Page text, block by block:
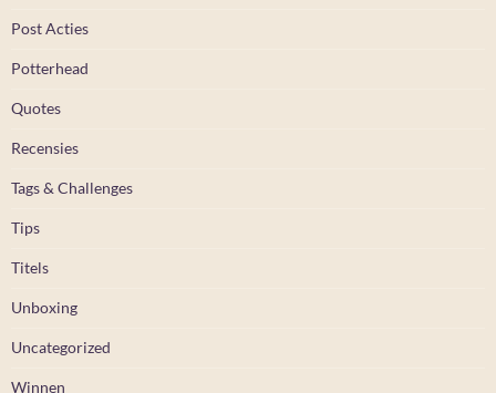
Post Acties
Potterhead
Quotes
Recensies
Tags & Challenges
Tips
Titels
Unboxing
Uncategorized
Winnen